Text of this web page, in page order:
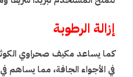
إزالة الرطوبة
كما يساعد مكيف صحراوي
في الأجواء الجافة، مما يساهم في